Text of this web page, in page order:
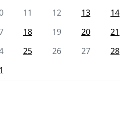
11 12 13 14
18 19 20 21
25 26 27 28